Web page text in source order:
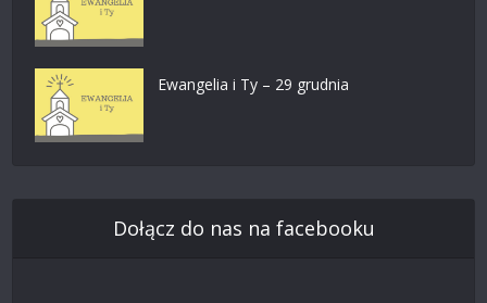
Ewangelia i Ty – 29 grudnia
Dołącz do nas na facebooku